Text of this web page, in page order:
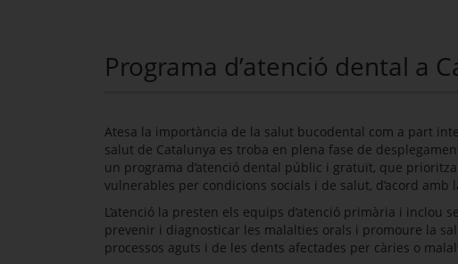
Programa d’atenció dental a
Atesa la importància de la salut bucodental com a part
salut de Catalunya es troba en plena fase de
un programa d’atenció dental públic i gratuït, que
vulnerables per condicions socials i de salut, d’acord amb
L’atenció la presten els equips d’atenció primària i inclou
prevenir i diagnosticar les malalties orals i promoure la
processos aguts i de les dents afectades per càries o